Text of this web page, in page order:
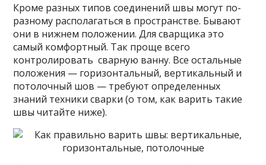
Кроме разных типов соединений швы могут по-
разному располагаться в пространстве. Бывают
они в нижнем положении. Для сварщика это
самый комфортный. Так проще всего
контролировать сварную ванну. Все остальные
положения — горизонтальный, вертикальный и
потолочный шов — требуют определенных
знаний техники сварки (о том, как варить такие
швы читайте ниже).